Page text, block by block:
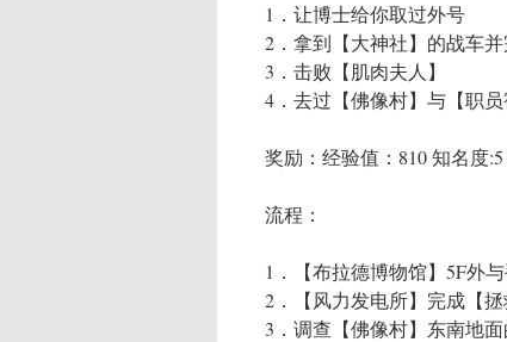
1．让博士给你取过外号
2．拿到【大神社】的战车
3．击败【肌肉夫人】
4．去过【佛像村】与【职员
奖励：经验值：810 知名度
流程：
1．【布拉德博物馆】5F外
2．【风力发电所】完成【
3．调查【佛像村】东南地